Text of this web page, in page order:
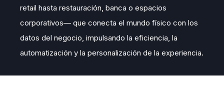
retail hasta restauración, banca o espacios
corporativos— que conecta el mundo físico con los
datos del negocio, impulsando la eficiencia, la
automatización y la personalización de la experiencia.